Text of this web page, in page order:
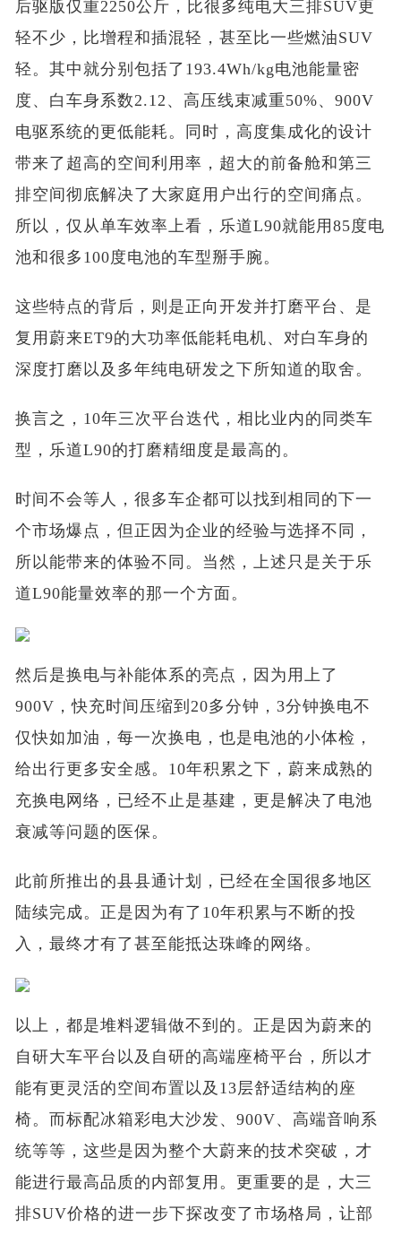
后驱版仅重2250公斤，比很多纯电大三排SUV更
轻不少，比增程和插混轻，甚至比一些燃油SUV
轻。其中就分别包括了193.4Wh/kg电池能量密
度、白车身系数2.12、高压线束减重50%、900V
电驱系统的更低能耗。同时，高度集成化的设计
带来了超高的空间利用率，超大的前备舱和第三
排空间彻底解决了大家庭用户出行的空间痛点。
所以，仅从单车效率上看，乐道L90就能用85度电
池和很多100度电池的车型掰手腕。
这些特点的背后，则是正向开发并打磨平台、是
复用蔚来ET9的大功率低能耗电机、对白车身的
深度打磨以及多年纯电研发之下所知道的取舍。
换言之，10年三次平台迭代，相比业内的同类车
型，乐道L90的打磨精细度是最高的。
时间不会等人，很多车企都可以找到相同的下一
个市场爆点，但正因为企业的经验与选择不同，
所以能带来的体验不同。当然，上述只是关于乐
道L90能量效率的那一个方面。
然后是换电与补能体系的亮点，因为用上了
900V，快充时间压缩到20多分钟，3分钟换电不
仅快如加油，每一次换电，也是电池的小体检，
给出行更多安全感。10年积累之下，蔚来成熟的
充换电网络，已经不止是基建，更是解决了电池
衰减等问题的医保。
此前所推出的县县通计划，已经在全国很多地区
陆续完成。正是因为有了10年积累与不断的投
入，最终才有了甚至能抵达珠峰的网络。
以上，都是堆料逻辑做不到的。正是因为蔚来的
自研大车平台以及自研的高端座椅平台，所以才
能有更灵活的空间布置以及13层舒适结构的座
椅。而标配冰箱彩电大沙发、900V、高端音响系
统等等，这些是因为整个大蔚来的技术突破，才
能进行最高品质的内部复用。更重要的是，大三
排SUV价格的进一步下探改变了市场格局，让部